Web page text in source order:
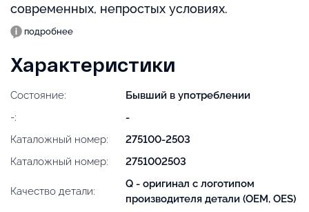
современных, непростых условиях.
подробнее
Характеристики
Состояние:
Бывший в употреблении
-:
-
Каталожный номер:
275100-2503
Каталожный номер:
2751002503
Качество детали:
Q - оригинал с логотипом
производителя детали (OEM, OES)